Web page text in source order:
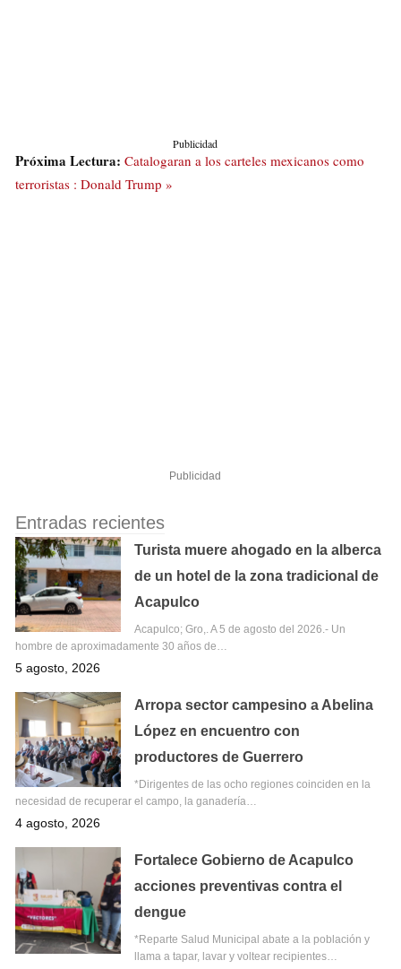
Publicidad
Próxima Lectura: Catalogaran a los carteles mexicanos como
terroristas : Donald Trump »
Publicidad
Entradas recientes
Turista muere ahogado en la alberca
de un hotel de la zona tradicional de
Acapulco
Acapulco; Gro,. A 5 de agosto del 2026.- Un
hombre de aproximadamente 30 años de…
5 agosto, 2026
Arropa sector campesino a Abelina
López en encuentro con
productores de Guerrero
*Dirigentes de las ocho regiones coinciden en la
necesidad de recuperar el campo, la ganadería…
4 agosto, 2026
Fortalece Gobierno de Acapulco
acciones preventivas contra el
dengue
*Reparte Salud Municipal abate a la población y
llama a tapar, lavar y voltear recipientes…